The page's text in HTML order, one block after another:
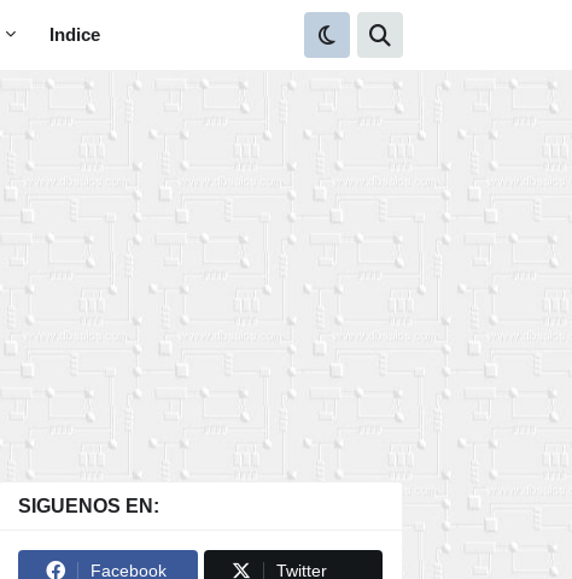
Indice
SIGUENOS EN:
Facebook Twitter